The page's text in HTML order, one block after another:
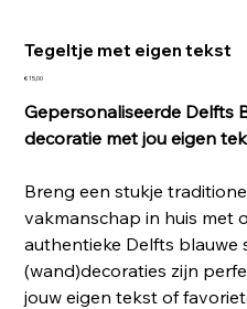
Tegeltje met eigen tekst
Prijs
€ 15,00
Gepersonaliseerde Delfts
decoratie met jou eigen
Breng een stukje
vakmanschap in huis met
authentieke Delfts blauwe
(wand)decoraties zijn
jouw eigen tekst of